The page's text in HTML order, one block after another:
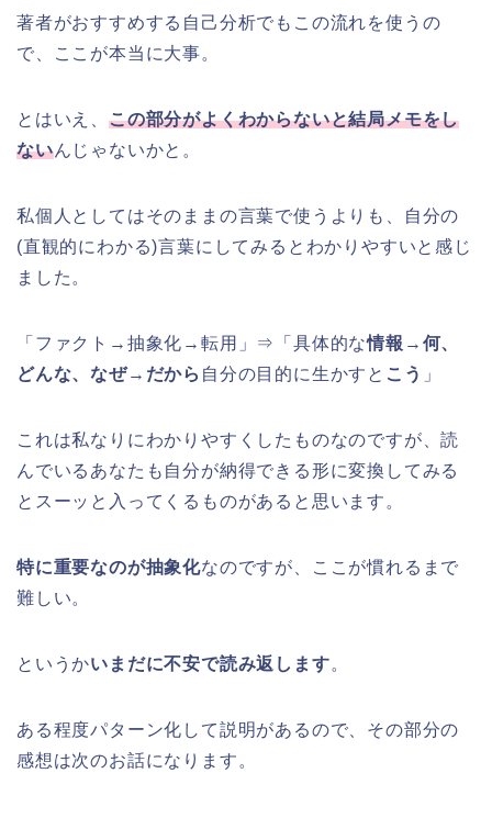
著者がおすすめする自己分析でもこの流れを使うの
で、ここが本当に大事。
とはいえ、 この部分がよくわからないと結局メモをし
ないんじゃないかと。
私個人としてはそのままの言葉で使うよりも、自分の
(直観的にわかる)言葉にしてみるとわかりやすいと感じ
ました。
「ファクト→抽象化→転用」⇒「具体的な情報 → 何、
どんな、なぜ→ だから 自分の目的に生かすと こう 」
これは私なりにわかりやすくしたものなのですが、読
んでいるあなたも自分が納得できる形に変換してみる
とスーッと入ってくるものがあると思います。
特に重要なのが抽象化なのですが、ここが慣れるまで
難しい。
というかいまだに不安で読み返します。
ある程度パターン化して説明があるので、その部分の
感想は次のお話になります。